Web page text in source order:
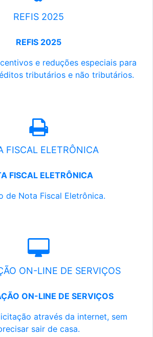
REFIS 2025
REFIS 2025
e reduções especiais para
tributários e não tributários.
FISCAL ELETRÔNICA
FISCAL ELETRÔNICA
de Nota Fiscal Eletrônica.
ON-LINE DE SERVIÇOS
ON-LINE DE SERVIÇOS
através da internet, sem
sair de casa.